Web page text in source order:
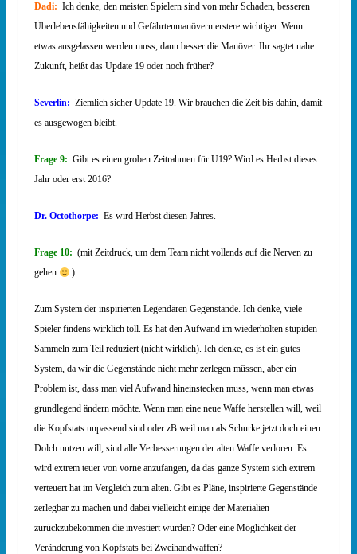
Dadi: Ich denke, den meisten Spielern sind von mehr Schaden, besseren
Überlebensfähigkeiten und Gefährtenmanövern erstere wichtiger. Wenn
etwas ausgelassen werden muss, dann besser die Manöver. Ihr sagtet nahe
Zukunft, heißt das Update 19 oder noch früher?
Severlin: Ziemlich sicher Update 19. Wir brauchen die Zeit bis dahin, damit
es ausgewogen bleibt.
Frage 9: Gibt es einen groben Zeitrahmen für U19? Wird es Herbst dieses
Jahr oder erst 2016?
Dr. Octothorpe: Es wird Herbst diesen Jahres.
Frage 10: (mit Zeitdruck, um dem Team nicht vollends auf die Nerven zu
gehen
)
Zum System der inspirierten Legendären Gegenstände. Ich denke, viele
Spieler findens wirklich toll. Es hat den Aufwand im wiederholten stupiden
Sammeln zum Teil reduziert (nicht wirklich). Ich denke, es ist ein gutes
System, da wir die Gegenstände nicht mehr zerlegen müssen, aber ein
Problem ist, dass man viel Aufwand hineinstecken muss, wenn man etwas
grundlegend ändern möchte. Wenn man eine neue Waffe herstellen will, weil
die Kopfstats unpassend sind oder zB weil man als Schurke jetzt doch einen
Dolch nutzen will, sind alle Verbesserungen der alten Waffe verloren. Es
wird extrem teuer von vorne anzufangen, da das ganze System sich extrem
verteuert hat im Vergleich zum alten. Gibt es Pläne, inspirierte Gegenstände
zerlegbar zu machen und dabei vielleicht einige der Materialien
zurückzubekommen die investiert wurden? Oder eine Möglichkeit der
Veränderung von Kopfstats bei Zweihandwaffen?